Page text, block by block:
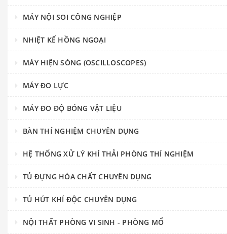
MÁY NỘI SOI CÔNG NGHIỆP
NHIỆT KẾ HỒNG NGOẠI
MÁY HIỆN SÓNG (OSCILLOSCOPES)
MÁY ĐO LỰC
MÁY ĐO ĐỘ BÓNG VẬT LIỆU
BÀN THÍ NGHIỆM CHUYÊN DỤNG
HỆ THỐNG XỬ LÝ KHÍ THẢI PHÒNG THÍ NGHIỆM
TỦ ĐỰNG HÓA CHẤT CHUYÊN DỤNG
TỦ HÚT KHÍ ĐỘC CHUYÊN DỤNG
NỘI THẤT PHÒNG VI SINH - PHÒNG MỔ